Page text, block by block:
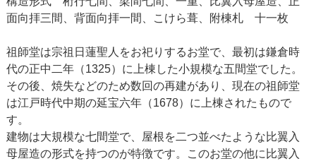
面向拝三間、背面向拝一間、こけら葺、附棟札 十一枚
祖師堂は宗祖日蓮聖人をお祀りするお堂で、最初は鎌倉時
代の正中二年（1325）に上棟した小規模な五間堂でした。
その後、焼失などのため数回の再建があり、現在の祖師堂
は江戸時代中期の延宝六年（1678）に上棟されたもので
す。
建物は大規模な七間堂で、屋根を二つ並べたような比翼入
母屋造の形式を持つのが特徴です。このお堂の他に比翼入